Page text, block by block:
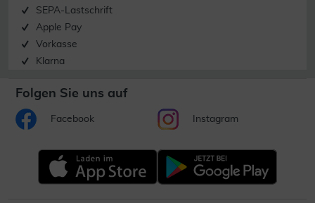
SEPA-Lastschrift
Apple Pay
Vorkasse
Klarna
Folgen Sie uns auf
Facebook Instagram